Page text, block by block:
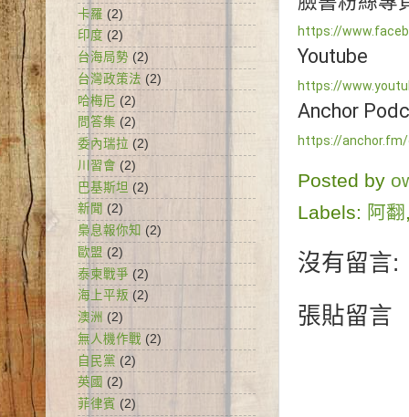
https://
https://
https://
Posted by
Labels: 阿翻
沒有留言:
張貼留言
卡羅 (2)
印度 (2)
台海局勢 (2)
台灣政策法 (2)
哈梅尼 (2)
問答集 (2)
委內瑞拉 (2)
川習會 (2)
巴基斯坦 (2)
新聞 (2)
梟息報你知 (2)
歐盟 (2)
泰柬戰爭 (2)
海上平叛 (2)
澳洲 (2)
無人機作戰 (2)
自民黨 (2)
英國 (2)
菲律賓 (2)